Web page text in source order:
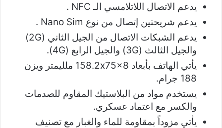
يدعم الاتصال اللاتلامسي الـ NFC .
يدعم شريحتين إتصال من نوع Nano Sim .
يدعم الشبكات الاتصال من الجيل الثاني (2G)
والجيل الثالث (3G) والجيل الرابع (4G).
يأتي الهاتف بأبعاد 158.2x75x8 ملليمتر ويزن
188 جرام.
يستخدم مواد من البلاستيك المقاوم للصدمات
والكسر مع اعتماد عسكري.
يأتي مزوداً بمقاومة للماء والغبار مع تصنيف